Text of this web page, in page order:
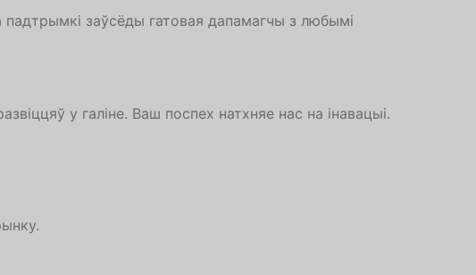
заўсёды гатовая дапамагчы з любымі
у галіне. Ваш поспех натхняе нас на інавацыі.